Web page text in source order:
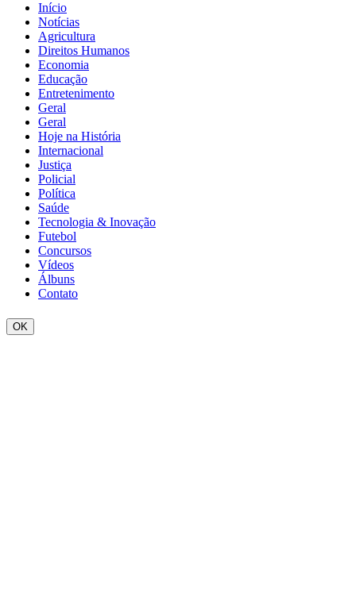
Início
Notícias
Agricultura
Direitos Humanos
Economia
Educação
Entretenimento
Geral
Geral
Hoje na História
Internacional
Justiça
Policial
Política
Saúde
Tecnologia & Inovação
Futebol
Concursos
Vídeos
Álbuns
Contato
OK